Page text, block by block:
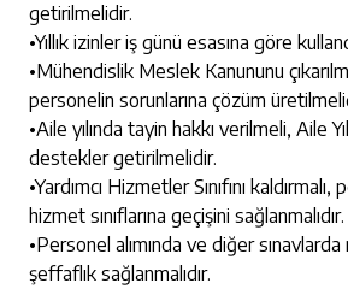
getirilmelidir.
•​Yıllık izinler iş günü esasına göre
•​Mühendislik Meslek Kanununu
personelin sorunlarına çözüm
•​Aile yılında tayin hakkı verilmeli, Aile
destekler getirilmelidir.
•​Yardımcı Hizmetler Sınıfını
hizmet sınıflarına geçişini sağlanmalıdır.
•​Personel alımında ve diğer sınavlarda
şeffaflık sağlanmalıdır.